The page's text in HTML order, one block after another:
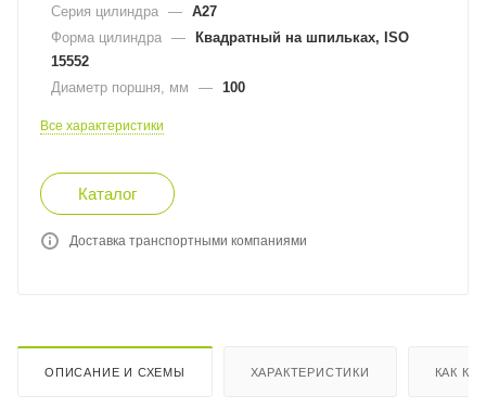
Серия цилиндра — A27
Форма цилиндра — Квадратный на шпильках, ISO
15552
Диаметр поршня, мм
— 100
Все характеристики
Каталог
Доставка транспортными компаниями
ОПИСАНИЕ И СХЕМЫ ХАРАКТЕРИСТИКИ КАК